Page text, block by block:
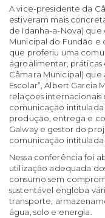
A vice-presidente da
estiveram mais
de Idanha-a-Nova) que
Municipal do Fundão
que proferiu uma
agroalimentar, práticas
Câmara Municipal)
Escolar”, Albert
relações
comunicação intitulada
produção, entrega e
Galway e gestor do
comunicação intitulada
Nessa conferência foi
utilização adequada
consumo sem
sustentável engloba
transporte,
água, solo e energia.